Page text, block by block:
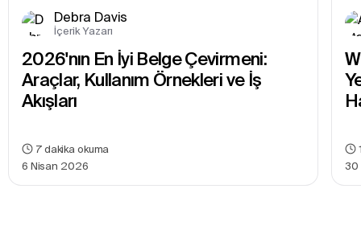
Debra Davis
İçerik Yazarı
2026'nın En İyi Belge Çevirmeni:
Araçlar, Kullanım Örnekleri ve İş
Akışları
6 Nisan 2026
7 dakika okuma
30